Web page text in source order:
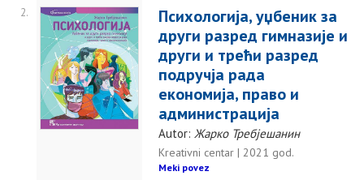
2.
Психологија, уџбеник за
други разред гимназије и
други и трећи разред
подручја рада
економија, право и
aдминистрација
Autor: Жарко Требјешанин
Kreativni centar | 2021 god.
Meki povez